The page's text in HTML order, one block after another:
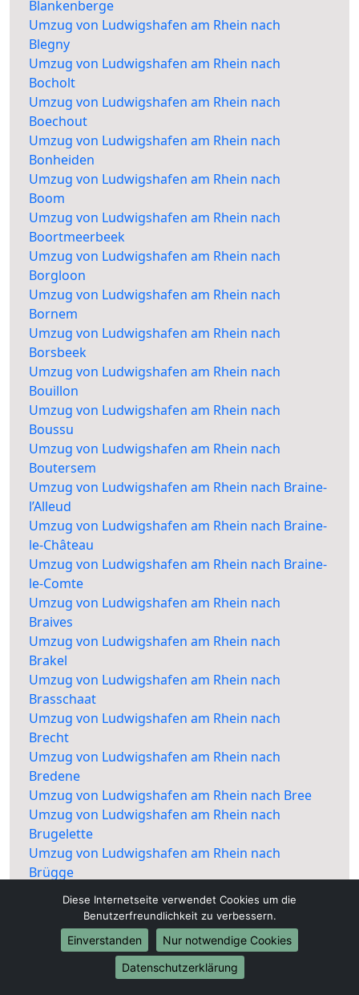
Blankenberge
Umzug von Ludwigshafen am Rhein nach
Blegny
Umzug von Ludwigshafen am Rhein nach
Bocholt
Umzug von Ludwigshafen am Rhein nach
Boechout
Umzug von Ludwigshafen am Rhein nach
Bonheiden
Umzug von Ludwigshafen am Rhein nach
Boom
Umzug von Ludwigshafen am Rhein nach
Boortmeerbeek
Umzug von Ludwigshafen am Rhein nach
Borgloon
Umzug von Ludwigshafen am Rhein nach
Bornem
Umzug von Ludwigshafen am Rhein nach
Borsbeek
Umzug von Ludwigshafen am Rhein nach
Bouillon
Umzug von Ludwigshafen am Rhein nach
Boussu
Umzug von Ludwigshafen am Rhein nach
Boutersem
Umzug von Ludwigshafen am Rhein nach Braine-
l’Alleud
Umzug von Ludwigshafen am Rhein nach Braine-
le-Château
Umzug von Ludwigshafen am Rhein nach Braine-
le-Comte
Umzug von Ludwigshafen am Rhein nach
Braives
Umzug von Ludwigshafen am Rhein nach
Brakel
Umzug von Ludwigshafen am Rhein nach
Brasschaat
Umzug von Ludwigshafen am Rhein nach
Brecht
Umzug von Ludwigshafen am Rhein nach
Bredene
Umzug von Ludwigshafen am Rhein nach Bree
Umzug von Ludwigshafen am Rhein nach
Brugelette
Umzug von Ludwigshafen am Rhein nach
Brügge
Umzug von Ludwigshafen am Rhein nach
Brunehaut
Umzug von Ludwigshafen am Rhein nach
Bruxelles/Brussel
Umzug von Ludwigshafen am Rhein nach
Diese Internetseite verwendet Cookies um die
Benutzerfreundlichkeit zu verbessern.
Einverstanden
Nur notwendige Cookies
Datenschutzerklärung